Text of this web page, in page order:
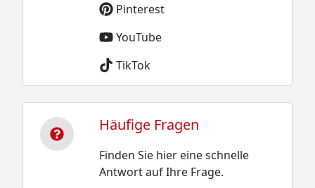
Pinterest
YouTube
TikTok
Häufige Fragen
Finden Sie hier eine schnelle
Antwort auf Ihre Frage.